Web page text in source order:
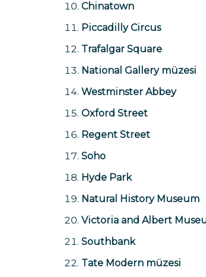
Chinatown
Piccadilly Circus
Trafalgar Square
National Gallery müzesi
Westminster Abbey
Oxford Street
Regent Street
Soho
Hyde Park
Natural History Museum
Victoria and Albert
Southbank
Tate Modern müzesi